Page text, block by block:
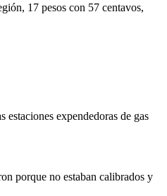
17 pesos con 57 centavos,
estaciones expendedoras de gas
porque no estaban calibrados y